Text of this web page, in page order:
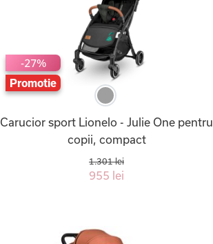
-27%
Promotie
Carucior sport Lionelo - Julie One pentru
copii, compact
1.301 lei
955 lei